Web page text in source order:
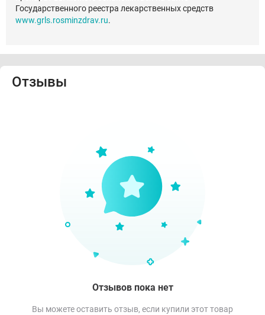
Государственного реестра лекарственных средств
www.grls.rosminzdrav.ru.
Отзывы
Отзывов пока нет
Вы можете оставить отзыв, если купили этот товар